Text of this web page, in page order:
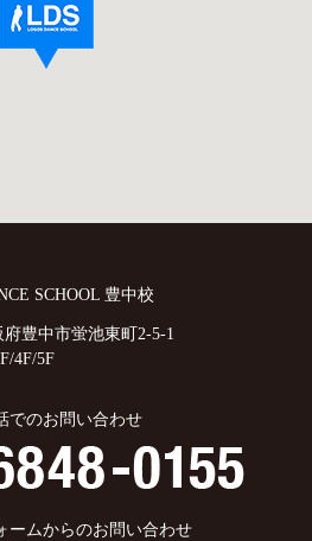
SCHOOL 豊中校
府豊中市蛍池東町2-5-1
4F/5F
でのお問い合わせ
ームからのお問い合わせ